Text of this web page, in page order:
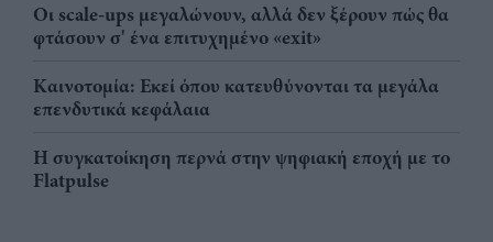
Οι scale-ups μεγαλώνουν, αλλά δεν ξέρουν πώς θα
φτάσουν σ' ένα επιτυχημένο «exit»
Καινοτομία: Εκεί όπου κατευθύνονται τα μεγάλα
επενδυτικά κεφάλαια
Η συγκατοίκηση περνά στην ψηφιακή εποχή με το
Flatpulse